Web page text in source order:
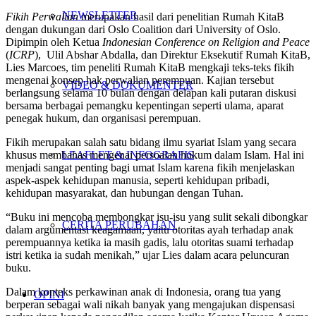
NEWSLETTER
VIDEO & DOKUMENTER
LEAFLET & INFOGRAFIS
CERITA PERUBAHAN
OPINI
Fikih Perwalianmerupakan hasil dari penelitian Rumah KitaB
dengan dukungan dari Oslo Coalition dari University of Oslo.
Dipimpin oleh Ketua Indonesian Conference on Religion and Peace
(ICRP), Ulil Abshar Abdalla, dan Direktur Eksekutif Rumah KitaB,
Lies Marcoes, tim peneliti Rumah KitaB mengkaji teks-teks fikih
mengenai konsep hak perwalian perempuan. Kajian tersebut
berlangsung selama 10 bulan dengan delapan kali putaran diskusi
bersama berbagai pemangku kepentingan seperti ulama, aparat
penegak hukum, dan organisasi perempuan.
Fikih merupakan salah satu bidang ilmu syariat Islam yang secara
khusus membahas mengenai persoalan hukum dalam Islam. Hal ini
menjadi sangat penting bagi umat Islam karena fikih menjelaskan
aspek-aspek kehidupan manusia, seperti kehidupan pribadi,
kehidupan masyarakat, dan hubungan dengan Tuhan.
“Buku ini mencoba membongkar isu-isu yang sulit sekali dibongkar
dalam argumentasi keagamaan, yaitu otoritas ayah terhadap anak
perempuannya ketika ia masih gadis, lalu otoritas suami terhadap
istri ketika ia sudah menikah,” ujar Lies dalam acara peluncuran
buku.
Dalam konteks perkawinan anak di Indonesia, orang tua yang
berperan sebagai wali nikah banyak yang mengajukan dispensasi